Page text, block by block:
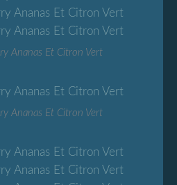
Ananas Et Citron Vert
Ananas Et Citron Vert